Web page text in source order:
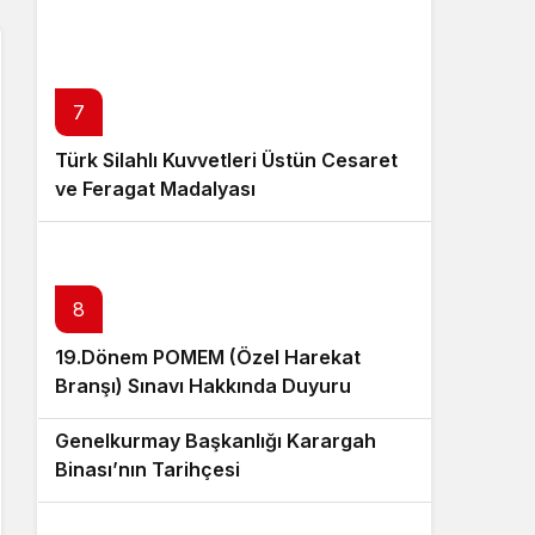
7
Türk Silahlı Kuvvetleri Üstün Cesaret
ve Feragat Madalyası
8
19.Dönem POMEM (Özel Harekat
Branşı) Sınavı Hakkında Duyuru
9
Genelkurmay Başkanlığı Karargah
Binası’nın Tarihçesi